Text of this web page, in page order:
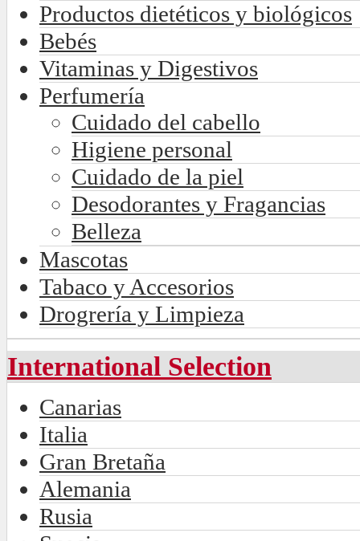
Productos dietéticos y biológicos
Bebés
Vitaminas y Digestivos
Perfumería
Cuidado del cabello
Higiene personal
Cuidado de la piel
Desodorantes y Fragancias
Belleza
Mascotas
Tabaco y Accesorios
Drogrería y Limpieza
International Selection
Canarias
Italia
Gran Bretaña
Alemania
Rusia